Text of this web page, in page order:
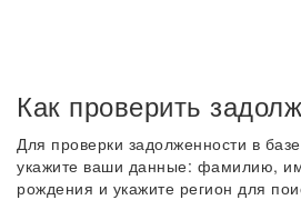
Как проверить
Для проверки задолженности в
укажите ваши данные: фамилию,
рождения и укажите регион для